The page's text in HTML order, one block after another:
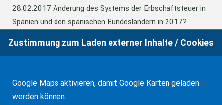
28.02.2017 Änderung des Systems der Erbschaftsteuer in
Spanien und den spanischen Bundesländern in 2017?
24.06.2016Europäisches Güterrecht verabschiedet
01.01.2016
Erbschaftsteuer und Schenkungssteuer der
Zustimmung zum Laden externer Inhalte / Cookies
Google Maps aktivieren, damit Google Karten geladen
werden können.